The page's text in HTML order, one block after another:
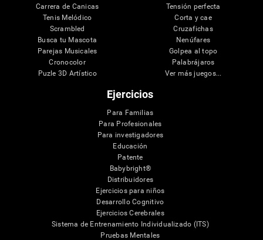
Carrera de Canicas
Tenis Melódico
Scrambled
Busca tu Mascota
Parejas Musicales
Cronocolor
Puzle 3D Artístico
Tensión perfecta
Corta y cae
Cruzafichas
Nenúfares
Golpea al topo
Palabrájaros
Ver más juegos...
Ejercicios
Para Familias
Para Profesionales
Para investigadores
Educación
Patente
Babybright®
Distribuidores
Ejercicios para niños
Desarrollo Cognitivo
Ejercicios Cerebrales
Sistema de Entrenamiento Individualizado (ITS)
Pruebas Mentales